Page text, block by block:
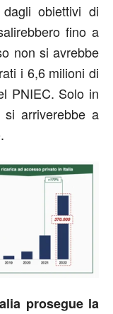
obiettivi di
fino a
non si avrebbe
i 6,6 milioni di
PNIEC. Solo in
si arriverebbe a
prosegue la